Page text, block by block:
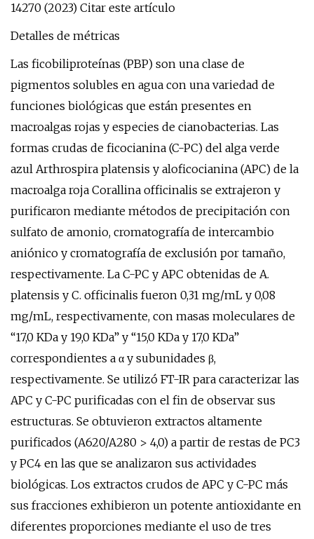
14270 (2023) Citar este artículo
Detalles de métricas
Las ficobiliproteínas (PBP) son una clase de
pigmentos solubles en agua con una variedad de
funciones biológicas que están presentes en
macroalgas rojas y especies de cianobacterias. Las
formas crudas de ficocianina (C-PC) del alga verde
azul Arthrospira platensis y aloficocianina (APC) de la
macroalga roja Corallina officinalis se extrajeron y
purificaron mediante métodos de precipitación con
sulfato de amonio, cromatografía de intercambio
aniónico y cromatografía de exclusión por tamaño,
respectivamente. La C-PC y APC obtenidas de A.
platensis y C. officinalis fueron 0,31 mg/mL y 0,08
mg/mL, respectivamente, con masas moleculares de
“17,0 KDa y 19,0 KDa” y “15,0 KDa y 17,0 KDa”
correspondientes a α y subunidades β,
respectivamente. Se utilizó FT-IR para caracterizar las
APC y C-PC purificadas con el fin de observar sus
estructuras. Se obtuvieron extractos altamente
purificados (A620/A280 > 4,0) a partir de restas de PC3
y PC4 en las que se analizaron sus actividades
biológicas. Los extractos crudos de APC y C-PC más
sus fracciones exhibieron un potente antioxidante en
diferentes proporciones mediante el uso de tres